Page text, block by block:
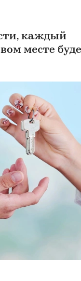
каждый
месте